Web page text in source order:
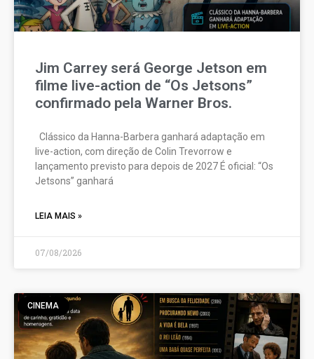
Jim Carrey será George Jetson em
filme live-action de “Os Jetsons”
confirmado pela Warner Bros.
Clássico da Hanna-Barbera ganhará adaptação em
live-action, com direção de Colin Trevorrow e
lançamento previsto para depois de 2027 É oficial: “Os
Jetsons” ganhará
LEIA MAIS »
07/08/2026
CINEMA